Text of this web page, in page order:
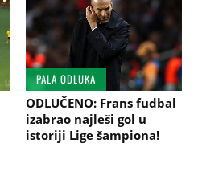
PALA ODLUKA
ODLUČENO: Frans fudbal
izabrao najleši gol u
istoriji Lige šampiona!